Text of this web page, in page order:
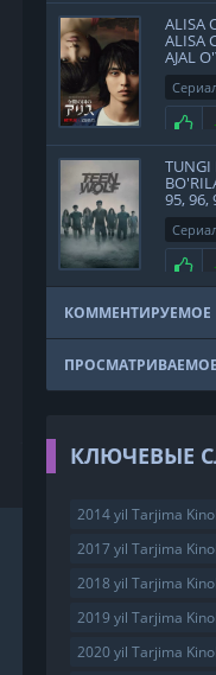
ALISA
ALISA
AJAL
TUNGI
95, 96,
2011
КОММЕНТИРУЕМОЕ
ПРОСМАТРИВАЕМОЕ
КЛЮЧЕВЫЕ
2014 yil Tarjima
2017 yil Tarjima
2018 yil Tarjima
2019 yil Tarjima
2020 yil Tarjima